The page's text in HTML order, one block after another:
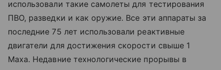
использовали такие самолеты для тестирования
ПВО, разведки и как оружие. Все эти аппараты за
последние 75 лет использовали реактивные
двигатели для достижения скорости свыше 1
Маха. Недавние технологические прорывы в